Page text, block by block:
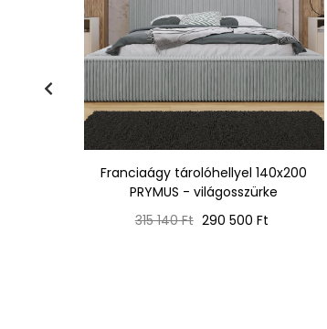
Franciaágy tárolóhellyel 140x200
PRYMUS - világosszürke
Normál
315 140 Ft Ár
290 500 Ft